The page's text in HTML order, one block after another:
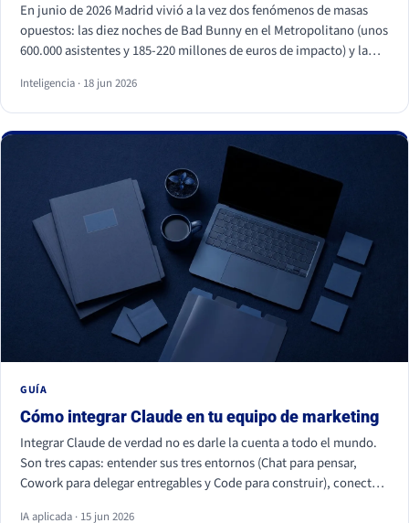
En junio de 2026 Madrid vivió a la vez dos fenómenos de masas
opuestos: las diez noches de Bad Bunny en el Metropolitano (unos
600.000 asistentes y 185-220 millones de euros de impacto) y la
Bernabéu llenos. Superficies distintas, mismo motor: necesidades
humanas profundas (pertenencia, identidad, comunidad y
trascendencia). Para una marca, los dos enseñan lo mismo: la
emoción a escala no se fabrica, se entiende y se respeta, y entrar
en esos momentos sin criterio sale caro.
Inteligencia · 18 jun 2026
GUÍA
Cómo integrar Claude en tu equipo de marketing
Integrar Claude de verdad no es darle la cuenta a todo el mundo.
Son tres capas: entender sus tres entornos (Chat para pensar,
Cowork para delegar entregables y Code para construir), conectar
IA aplicada · 15 jun 2026